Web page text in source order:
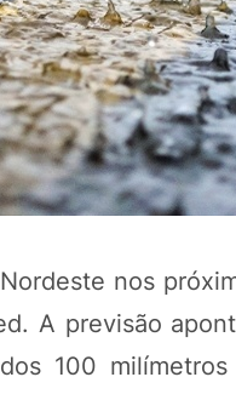
nos
A previsão
100